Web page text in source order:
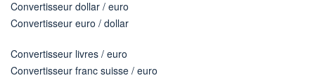
Convertisseur dollar / euro
Convertisseur euro / dollar
Convertisseur livres / euro
Convertisseur franc suisse / euro